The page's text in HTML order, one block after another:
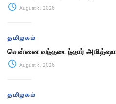
August 8, 2026
தமிழகம்
சென்னை வந்தடைந்தார் அமித்ஷா
August 8, 2026
தமிழகம்